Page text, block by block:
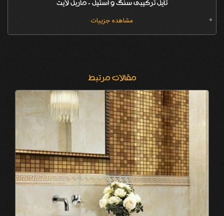
تایل ترکیبی سنگ و استیل - ماربل لایت
مشاهده جزییات
مقالات مرتبط